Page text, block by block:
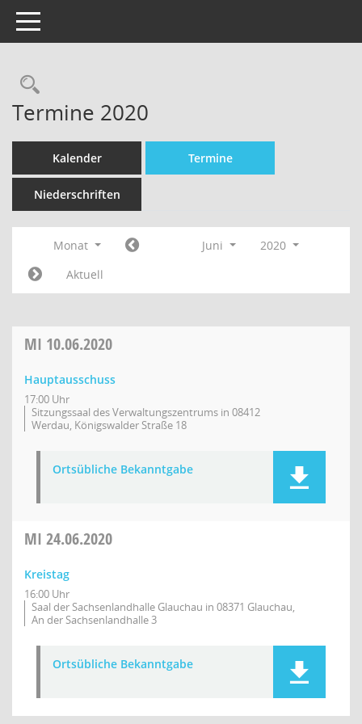
Toggle navigation
Termine 2020
Kalender Termine
Niederschriften
Monat Juni
2020
Aktuell
MI 10.06.2020
Hauptausschuss
17:00 Uhr
Sitzungssaal des Verwaltungszentrums in 08412
Werdau, Königswalder Straße 18
Ortsübliche Bekanntgabe
MI 24.06.2020
Kreistag
16:00 Uhr
Saal der Sachsenlandhalle Glauchau in 08371 Glauchau,
An der Sachsenlandhalle 3
Ortsübliche Bekanntgabe